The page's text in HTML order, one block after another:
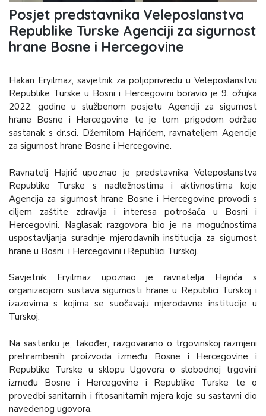
Posjet predstavnika Veleposlanstva
Republike Turske Agenciji za sigurnost
hrane Bosne i Hercegovine
Hakan Eryilmaz, savjetnik za poljoprivredu u Veleposlanstvu
Republike Turske u Bosni i Hercegovini boravio je 9. ožujka
2022. godine u službenom posjetu Agenciji za sigurnost
hrane Bosne i Hercegovine te je tom prigodom održao
sastanak s dr.sci. Džemilom Hajrićem, ravnateljem Agencije
za sigurnost hrane Bosne i Hercegovine.
Ravnatelj Hajrić upoznao je predstavnika Veleposlanstva
Republike Turske s nadležnostima i aktivnostima koje
Agencija za sigurnost hrane Bosne i Hercegovine provodi s
ciljem zaštite zdravlja i interesa potrošača u Bosni i
Hercegovini. Naglasak razgovora bio je na mogućnostima
uspostavljanja suradnje mjerodavnih institucija za sigurnost
hrane u Bosni i Hercegovini i Republici Turskoj.
Savjetnik Eryilmaz upoznao je ravnatelja Hajrića s
organizacijom sustava sigurnosti hrane u Republici Turskoj i
izazovima s kojima se suočavaju mjerodavne institucije u
Turskoj.
Na sastanku je, također, razgovarano o trgovinskoj razmjeni
prehrambenih proizvoda između Bosne i Hercegovine i
Republike Turske u sklopu Ugovora o slobodnoj trgovini
između Bosne i Hercegovine i Republike Turske te o
provedbi sanitarnih i fitosanitarnih mjera koje su sastavni dio
navedenog ugovora.